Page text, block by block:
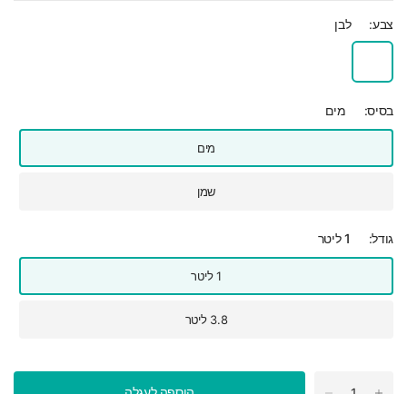
צבע: לבן
בסיס: מים
מים
שמן
גודל: 1 ליטר
1 ליטר
3.8 ליטר